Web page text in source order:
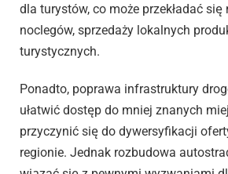
dla turystów, co może przekładać
noclegów, sprzedaży lokalnych
turystycznych.
Ponadto, poprawa infrastruktury
ułatwić dostęp do mniej znanych
przyczynić się do dywersyfikacji
regionie. Jednak rozbudowa